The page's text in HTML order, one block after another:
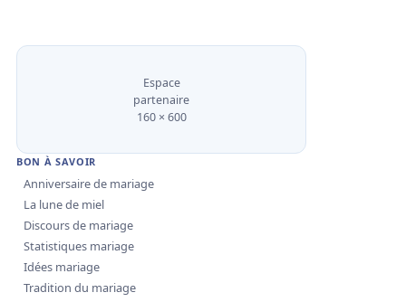
Espace
partenaire
160 × 600
BON À SAVOIR
Anniversaire de mariage
La lune de miel
Discours de mariage
Statistiques mariage
Idées mariage
Tradition du mariage